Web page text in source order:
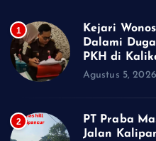
1
Kejari
Dalami
PKH di
Agustus 5, 2026
2
PT Praba
Jalan